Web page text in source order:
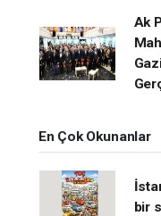
Ak
En Çok Okunanlar
bir